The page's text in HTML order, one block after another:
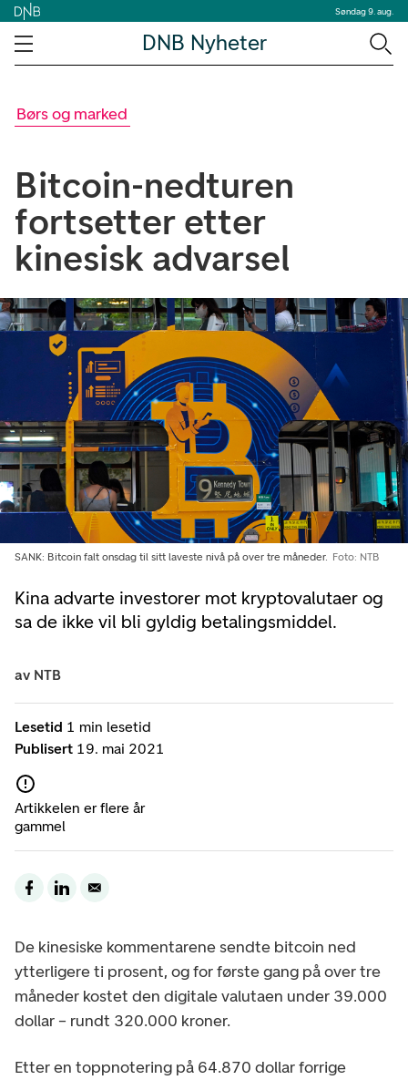
Søndag 9. aug.
DNB Nyheter
Børs og marked
Bitcoin-nedturen
fortsetter etter
kinesisk advarsel
Kina advarte investorer mot kryptovalutaer og
sa de ikke vil bli gyldig betalingsmiddel.
SANK: Bitcoin falt onsdag til sitt laveste nivå på over tre måneder. Foto: NTB
Lesetid 1 min lesetid
Publisert 19. mai 2021
Artikkelen er flere år
gammel
av NTB
De kinesiske kommentarene sendte bitcoin ned
ytterligere ti prosent, og for første gang på over tre
måneder kostet den digitale valutaen under 39.000
dollar – rundt 320.000 kroner.
Etter en toppnotering på 64.870 dollar forrige